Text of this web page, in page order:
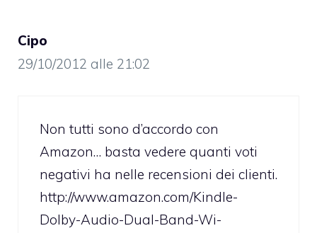
Cipo
29/10/2012 alle 21:02
Non tutti sono d’accordo con
Amazon… basta vedere quanti voti
negativi ha nelle recensioni dei clienti.
http://www.amazon.com/Kindle-
Dolby-Audio-Dual-Band-Wi-